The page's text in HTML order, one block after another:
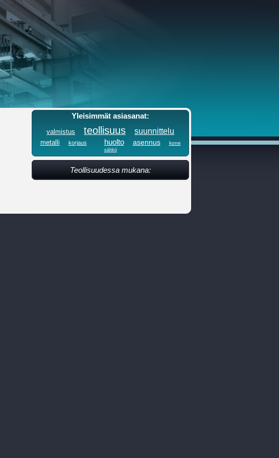
Yleisimmät asiasanat:
valmistus teollisuus suunnittelu
metalli korjaus huolto asennus kone
sähkö
Teollisuudessa mukana: